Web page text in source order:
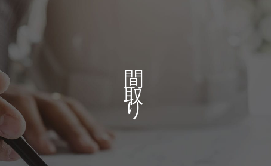
間取り